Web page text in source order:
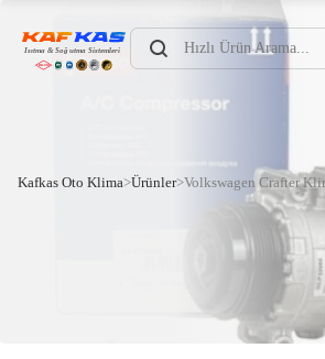
Products
search
Kafkas Oto Klima>Ürünler>Volkswagen Crafter